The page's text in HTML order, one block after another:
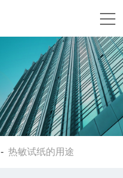
-热敏试纸的用途